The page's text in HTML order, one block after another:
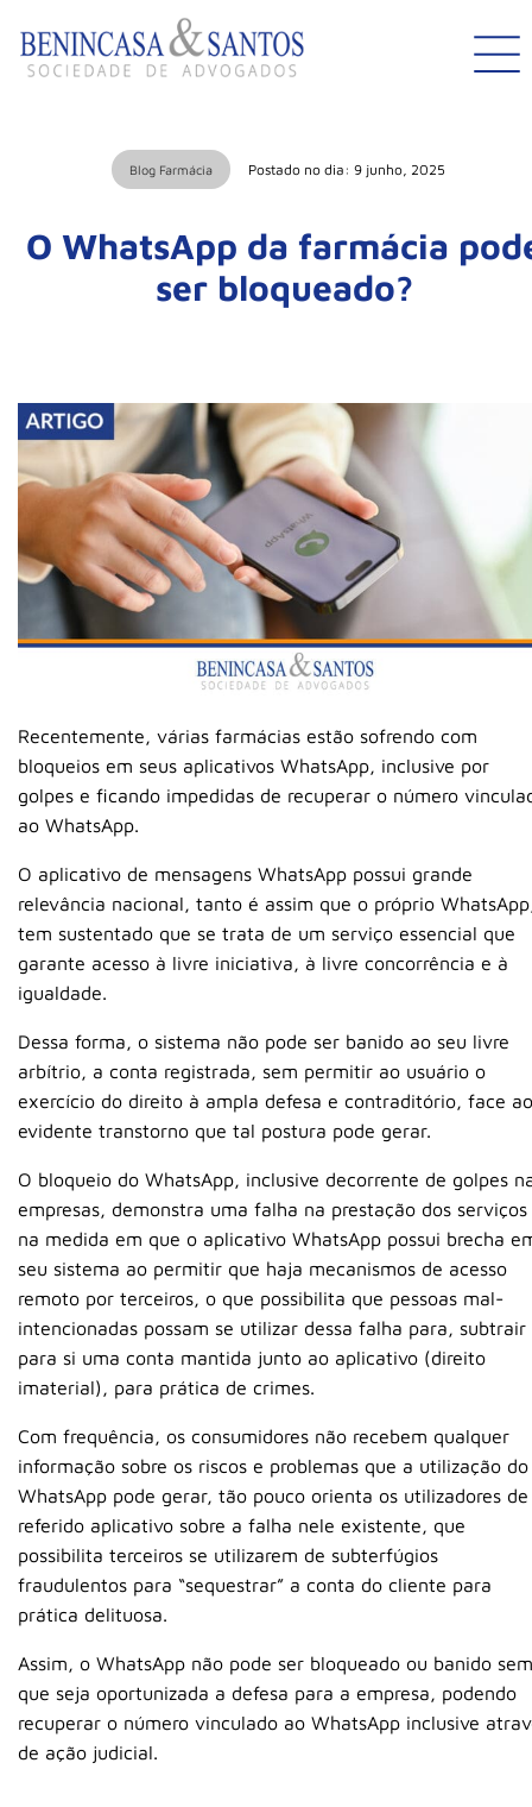
Blog Farmácia Postado no dia: 9 junho, 2025
O WhatsApp da farmácia
ser bloqueado?
Recentemente, várias farmácias estão sofrendo com
bloqueios em seus aplicativos WhatsApp, inclusive por
golpes e ficando impedidas de recuperar o número
ao WhatsApp.
O aplicativo de mensagens WhatsApp possui grande
relevância nacional, tanto é assim que o próprio
tem sustentado que se trata de um serviço essencial que
garante acesso à livre iniciativa, à livre concorrência e à
igualdade.
Dessa forma, o sistema não pode ser banido ao seu livre
arbítrio, a conta registrada, sem permitir ao usuário o
exercício do direito à ampla defesa e contraditório, face ao
evidente transtorno que tal postura pode gerar.
O bloqueio do WhatsApp, inclusive decorrente de golpes
empresas, demonstra uma falha na prestação dos serviços
na medida em que o aplicativo WhatsApp possui brecha
seu sistema ao permitir que haja mecanismos de acesso
remoto por terceiros, o que possibilita que pessoas mal-
intencionadas possam se utilizar dessa falha para, subtrair
para si uma conta mantida junto ao aplicativo (direito
imaterial), para prática de crimes.
Com frequência, os consumidores não recebem qualquer
informação sobre os riscos e problemas que a utilização do
WhatsApp pode gerar, tão pouco orienta os utilizadores de
referido aplicativo sobre a falha nele existente, que
possibilita terceiros se utilizarem de subterfúgios
fraudulentos para “sequestrar” a conta do cliente para
prática delituosa.
Assim, o WhatsApp não pode ser bloqueado ou banido sem
que seja oportunizada a defesa para a empresa, podendo
recuperar o número vinculado ao WhatsApp inclusive
de ação judicial.